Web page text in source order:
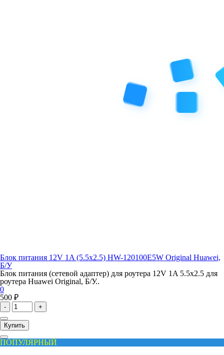
Блок питания 12V 1A (5.5x2.5) HW-120100E5W Original Huawei,
Б/У
Блок питания (сетевой адаптер) для роутера 12V 1A 5.5x2.5 для
роутера Huawei Original, Б/У..
0
500 ₽
- +
Купить
ПОПУЛЯРНЫЙ